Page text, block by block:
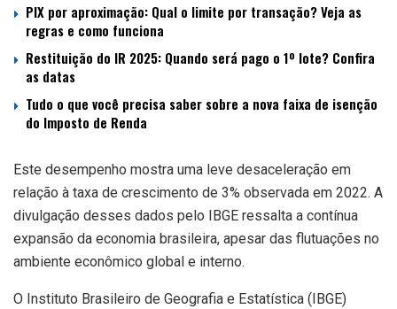
PIX por aproximação: Qual o limite por transação? Veja as
regras e como funciona
Restituição do IR 2025: Quando será pago o 1º lote? Confira
as datas
Tudo o que você precisa saber sobre a nova faixa de isenção
do Imposto de Renda
Este desempenho mostra uma leve desaceleração em
relação à taxa de crescimento de 3% observada em 2022. A
divulgação desses dados pelo IBGE ressalta a contínua
expansão da economia brasileira, apesar das flutuações no
ambiente econômico global e interno.
O Instituto Brasileiro de Geografia e Estatística (IBGE)